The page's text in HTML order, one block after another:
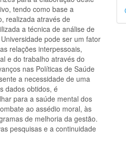
tendo como base a
realizada através de
a técnica de análise de
pode ser um fator
relações interpessoais,
e do trabalho através do
nas Políticas de Saúde
a necessidade de uma
dados obtidos, é
para a saúde mental dos
ao assédio moral, às
de melhoria da gestão.
pesquisas e a continuidade